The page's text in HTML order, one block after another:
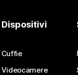
Dispositivi
Cuffie
Videocamere